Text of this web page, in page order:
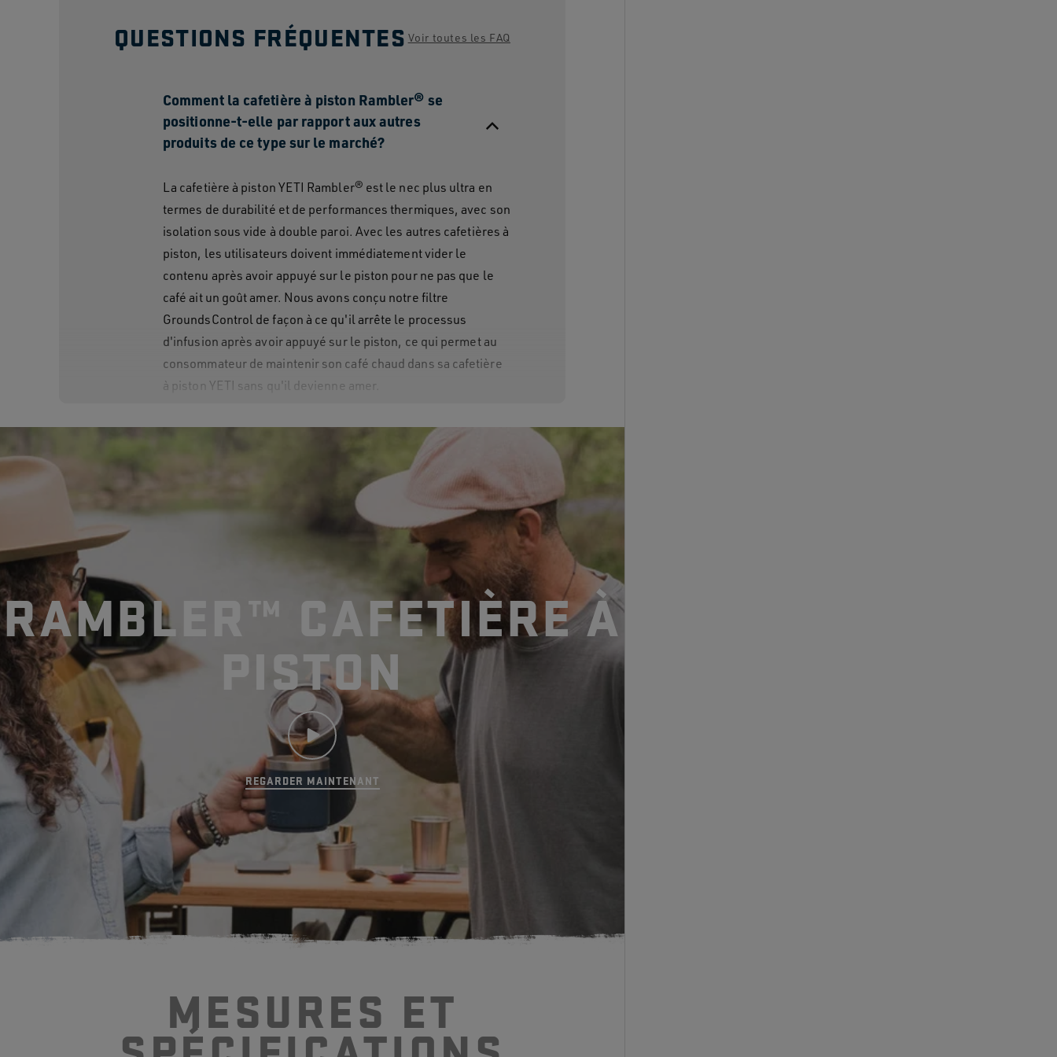
QUESTIONS FRÉQUENTES Voir toutes les FAQ
Comment la cafetière à piston Rambler® se
positionne-t-elle par rapport aux autres
produits de ce type sur le marché?
La cafetière à piston YETI Rambler® est le nec plus ultra en
termes de durabilité et de performances thermiques, avec son
isolation sous vide à double paroi. Avec les autres cafetières à
piston, les utilisateurs doivent immédiatement vider le
contenu après avoir appuyé sur le piston pour ne pas que le
café ait un goût amer. Nous avons conçu notre filtre
GroundsControl de façon à ce qu'il arrête le processus
d'infusion après avoir appuyé sur le piston, ce qui permet au
consommateur de maintenir son café chaud dans sa cafetière
à piston YETI sans qu'il devienne amer.
La cafetière à piston Rambler est-elle isolée?
La cafetière à piston peut-elle être utilisée
La cafetière à piston peut-elle être utilisée
pour préparer du thé?
Combien de tasses la cafetière à piston
RAMBLER™ CAFETIÈRE À
PISTON
REGARDER MAINTENANT
MESURES ET